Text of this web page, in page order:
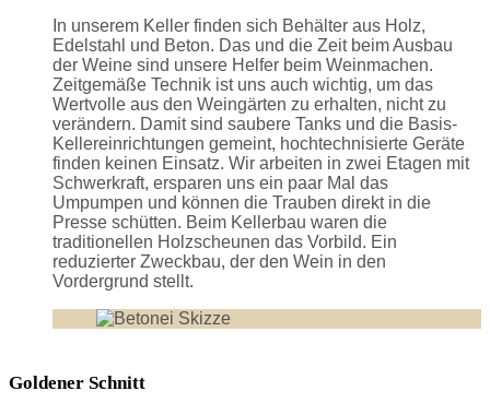
In unserem Keller finden sich Behälter aus Holz,
Edelstahl und Beton. Das und die Zeit beim Ausbau
der Weine sind unsere Helfer beim Weinmachen.
Zeitgemäße Technik ist uns auch wichtig, um das
Wertvolle aus den Weingärten zu erhalten, nicht zu
verändern. Damit sind saubere Tanks und die Basis-
Kellereinrichtungen gemeint, hochtechnisierte Geräte
finden keinen Einsatz. Wir arbeiten in zwei Etagen mit
Schwerkraft, ersparen uns ein paar Mal das
Umpumpen und können die Trauben direkt in die
Presse schütten. Beim Kellerbau waren die
traditionellen Holzscheunen das Vorbild. Ein
reduzierter Zweckbau, der den Wein in den
Vordergrund stellt.
Goldener Schnitt